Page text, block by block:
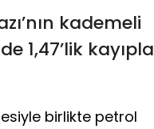
kademeli
1,47’lik kayıpla
birlikte petrol